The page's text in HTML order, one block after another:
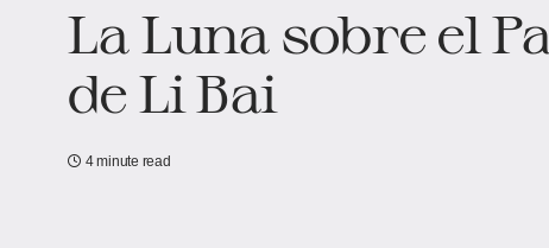
La Luna sobre el
de Li Bai
4 minute read